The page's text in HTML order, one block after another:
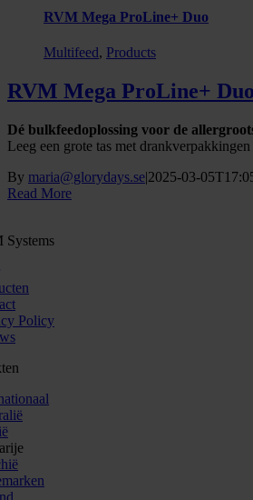
RVM Mega ProLine+ Duo
Multifeed, Products
RVM Mega ProLine+ Duo
Dé bulkfeedoplossing voor de
Leeg een grote tas met
By maria@glorydays.se|2025-03-
Read More
Systems
Policy